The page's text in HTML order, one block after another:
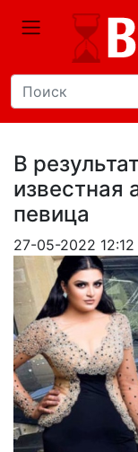
В
известная
певица
27-05-2022 12:12